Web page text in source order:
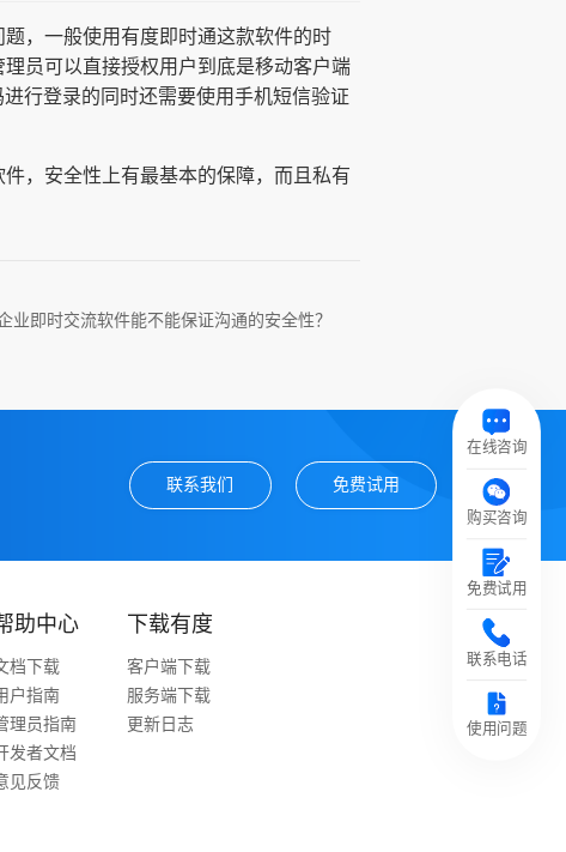
，一般使用有度即时通这款软件的时
员可以直接授权用户到底是移动客户端
行登录的同时还需要使用手机短信验证
，安全性上有最基本的保障，而且私有
业即时交流软件能不能保证沟通的安全性？
联系我们 免费试用
在线咨询
购买咨询
免费试用
联系电话
使用问题
助中心
档下载
户指南
理员指南
发者文档
见反馈
下载有度
客户端下载
服务端下载
更新日志